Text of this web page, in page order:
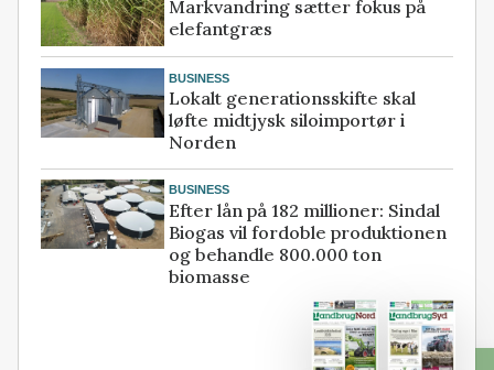
Markvandring sætter fokus på
elefantgræs
BUSINESS
Lokalt generationsskifte skal
løfte midtjysk siloimportør i
Norden
BUSINESS
Efter lån på 182 millioner: Sindal
Biogas vil fordoble produktionen
og behandle 800.000 ton
biomasse